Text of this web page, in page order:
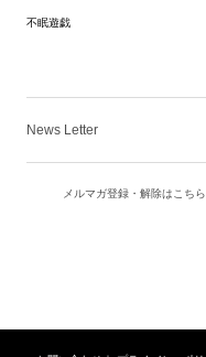
不眠遊戯
News Letter
メルマガ登録・解除はこちら